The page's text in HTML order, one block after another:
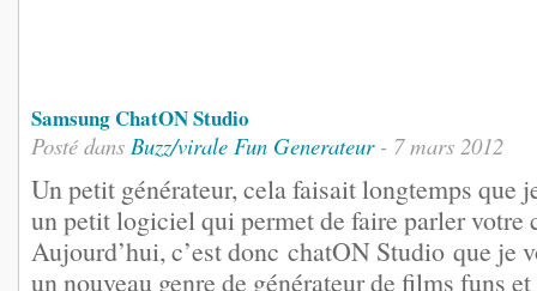
Samsung ChatON Studio
Posté dans Buzz/virale Fun Generateur- 7 mars 2012
Un petit générateur, cela faisait longtemps que
un petit logiciel qui permet de faire parler votre
Aujourd’hui, c’est donc chatON Studio que je
un nouveau genre de générateur de films funs